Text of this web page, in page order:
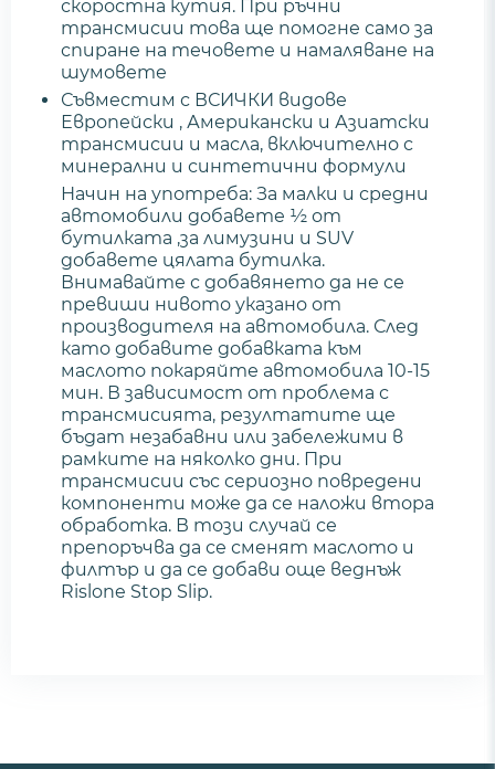
скоростна кутия. При ръчни
трансмисии това ще помогне само за
спиране на течовете и намаляване на
шумовете
Съвместим с ВСИЧКИ видове
Европейски , Американски и Азиатски
трансмисии и масла, включително с
минерални и синтетични формули
Начин на употреба: За малки и средни
автомобили добавете ½ от
бутилката ,за лимузини и SUV
добавете цялата бутилка.
Внимавайте с добавянето да не се
превиши нивото указано от
производителя на автомобила. След
като добавите добавката към
маслото покаряйте автомобила 10-15
мин. В зависимост от проблема с
трансмисията, резултатите ще
бъдат незабавни или забележими в
рамките на няколко дни. При
трансмисии със сериозно повредени
компоненти може да се наложи втора
обработка. В този случай се
препоръчва да се сменят маслото и
филтър и да се добави още веднъж
Rislone Stop Slip.